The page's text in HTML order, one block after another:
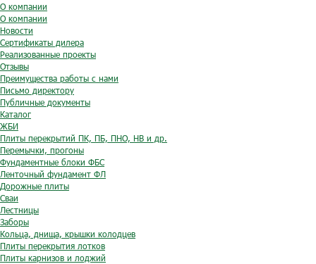
О компании
О компании
Новости
Сертификаты дилера
Реализованные проекты
Отзывы
Преимущества работы с нами
Письмо директору
Публичные документы
Каталог
ЖБИ
Плиты перекрытий ПК, ПБ, ПНО, НВ и др.
Перемычки, прогоны
Фундаментные блоки ФБС
Ленточный фундамент ФЛ
Дорожные плиты
Сваи
Лестницы
Заборы
Кольца, днища, крышки колодцев
Плиты перекрытия лотков
Плиты карнизов и лоджий